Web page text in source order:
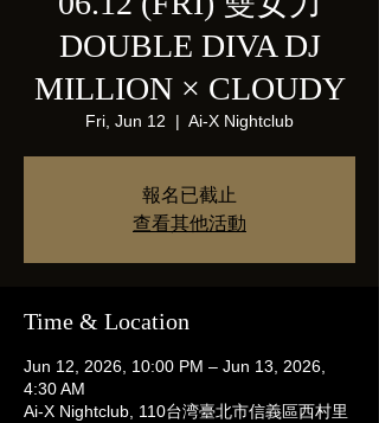
DOUBLE DIVA DJ
MILLION × CLOUDY
Fri, Jun 12
  |
Ai-X Nightclub
報名已截止
查看其他活動
Time & Location
Jun 12, 2026, 10:00 PM – Jun 13, 2026,
4:30 AM
Ai-X Nightclub, 110台湾臺北市信義區西村里